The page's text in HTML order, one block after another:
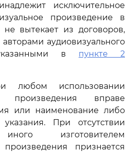
исключительное
произведение в
вытекает из договоров,
аудиовизуального
в пункте 2
любом использовании
произведения вправе
или наименование либо
указания. При отсутствии
иного изготовителем
произведения признается